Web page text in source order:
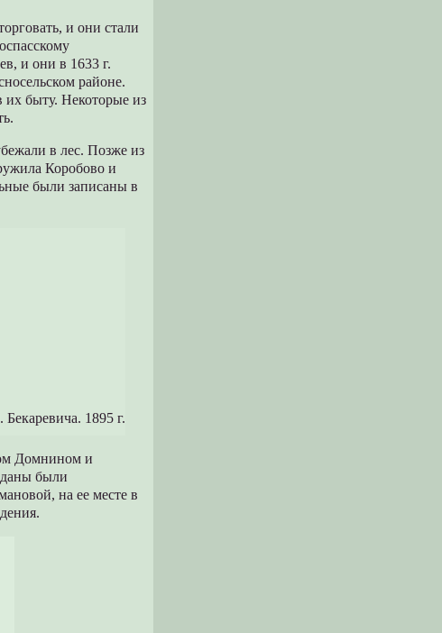
и они стали
и они в 1633 г.
районе.
быту. Некоторые из
в лес. Позже из
Коробово и
были записаны в
1895 г.
Домнином и
были
на ее месте в